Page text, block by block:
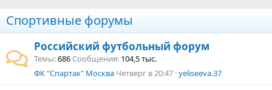
Спортивные форумы
Российский футбольный форум
Темы 686 Сообщения 104,5 тыс.
ФК "Спартак" Москва Четверг в 20:47 yeliseeva.37